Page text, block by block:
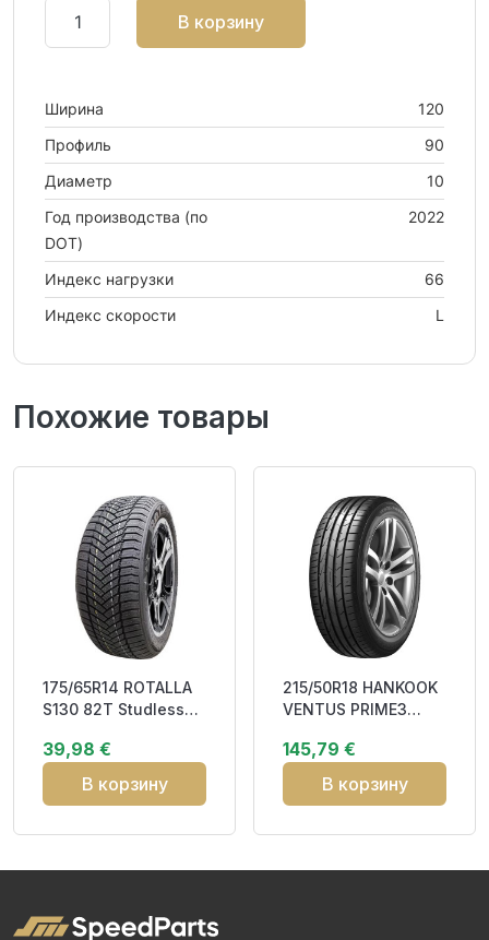
В корзину
Ширина
120
Профиль
90
Диаметр
10
Год производства (по
DOT)
2022
Индекс нагрузки
66
Индекс скорости
L
Похожие товары
175/65R14 ROTALLA
S130 82T Studless
39,98 €
В корзину
215/50R18 HANKOOK
VENTUS PRIME3
145,79 €
В корзину